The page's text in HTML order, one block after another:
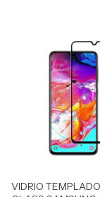
VIDRIO